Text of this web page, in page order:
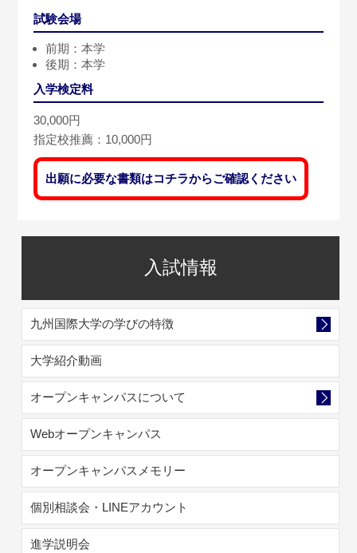
試験会場
前期：本学
後期：本学
入学検定料
30,000円
指定校推薦：10,000円
出願に必要な書類はコチラからご確認ください
入試情報
九州国際大学の学びの特徴
大学紹介動画
オープンキャンパスについて
Webオープンキャンパス
オープンキャンパスメモリー
個別相談会・LINEアカウント
進学説明会